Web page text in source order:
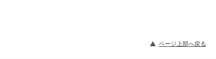
ページ上部へ戻る